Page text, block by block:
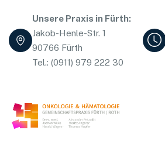
Unsere Praxis in Fürth:
Jakob-Henle-Str. 1
90766 Fürth
Tel.: (0911) 979 222 30